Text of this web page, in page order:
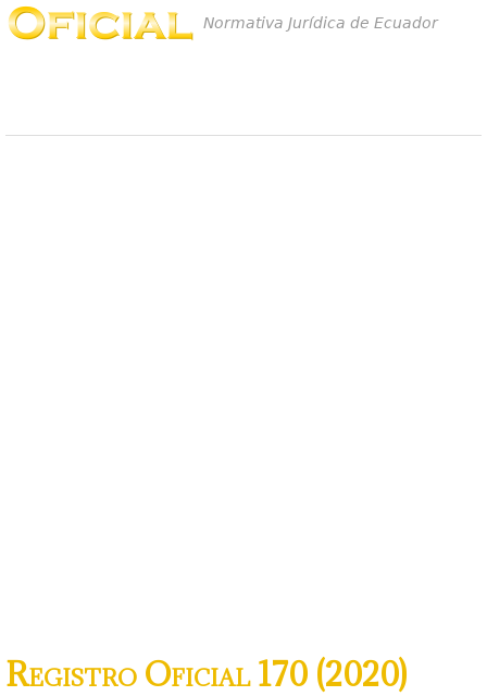
Normativa Jurídica de Ecuador
Registro Oficial 170 (2020)